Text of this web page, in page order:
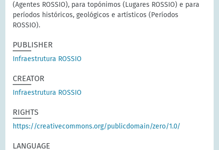
(Agentes ROSSIO), para topónimos (Lugares ROSSIO) e para
períodos históricos, geológicos e artísticos (Períodos
ROSSIO).
PUBLISHER
Infraestrutura ROSSIO
CREATOR
Infraestrutura ROSSIO
RIGHTS
https://creativecommons.org/publicdomain/zero/1.0/
LANGUAGE